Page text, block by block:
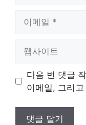
트
다음 번 댓글
이메일, 그리